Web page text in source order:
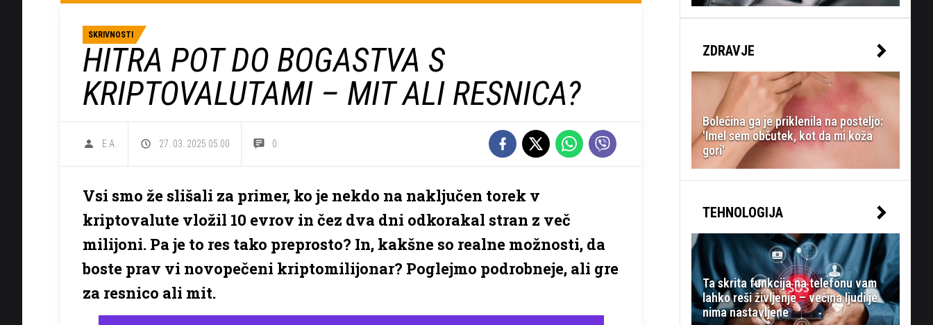
SKRIVNOSTI
HITRA POT DO BOGASTVA S
KRIPTOVALUTAMI – MIT ALI RESNICA?
E.A. 27. 03. 2025 05.00 0
Vsi smo že slišali za primer, ko je nekdo na naključen torek v
kriptovalute vložil 10 evrov in čez dva dni odkorakal stran z več
milijoni. Pa je to res tako preprosto? In, kakšne so realne možnosti, da
boste prav vi novopečeni kriptomilijonar? Poglejmo podrobneje, ali gre
za resnico ali mit.
ZDRAVJE
Bolečina ga je priklenila na posteljo:
'Imel sem občutek, kot da mi koža
gori'
TEHNOLOGIJA
Ta skrita funkcija na telefonu vam
lahko reši življenje – večina ljudi je
nima nastavljene